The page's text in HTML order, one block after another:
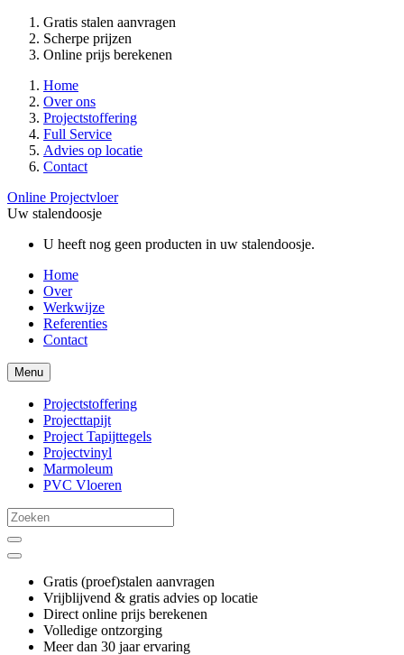
Gratis stalen aanvragen
Scherpe prijzen
Online prijs berekenen
Home
Over ons
Projectstoffering
Full Service
Advies op locatie
Contact
Online Projectvloer
Uw stalendoosje
U heeft nog geen producten in uw stalendoosje.
Home
Over
Werkwijze
Referenties
Contact
Menu
Projectstoffering
Projecttapijt
Project Tapijttegels
Projectvinyl
Marmoleum
PVC Vloeren
Gratis (proef)stalen aanvragen
Vrijblijvend & gratis advies op locatie
Direct online prijs berekenen
Volledige ontzorging
Meer dan 30 jaar ervaring